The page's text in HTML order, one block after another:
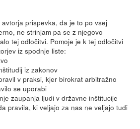
prispevka, da je to po vsej
ne strinjam pa se z njegovo
tej odločitvi. Pomoje je k tej odločitvi
iz spodnje liste:
iz zakonov
v praksi, kjer birokrat arbitražno
se uporabi
zaupanja ljudi v državne inštitucije
pravila, ki veljajo za nas ne veljajo tudi